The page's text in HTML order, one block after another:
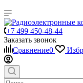
+7 499 450-48-44
Заказать звонок
Сравнение0